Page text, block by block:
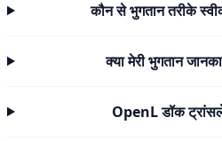
कौन से भुगतान तरीके
क्या मेरी भुगतान
OpenL डॉक